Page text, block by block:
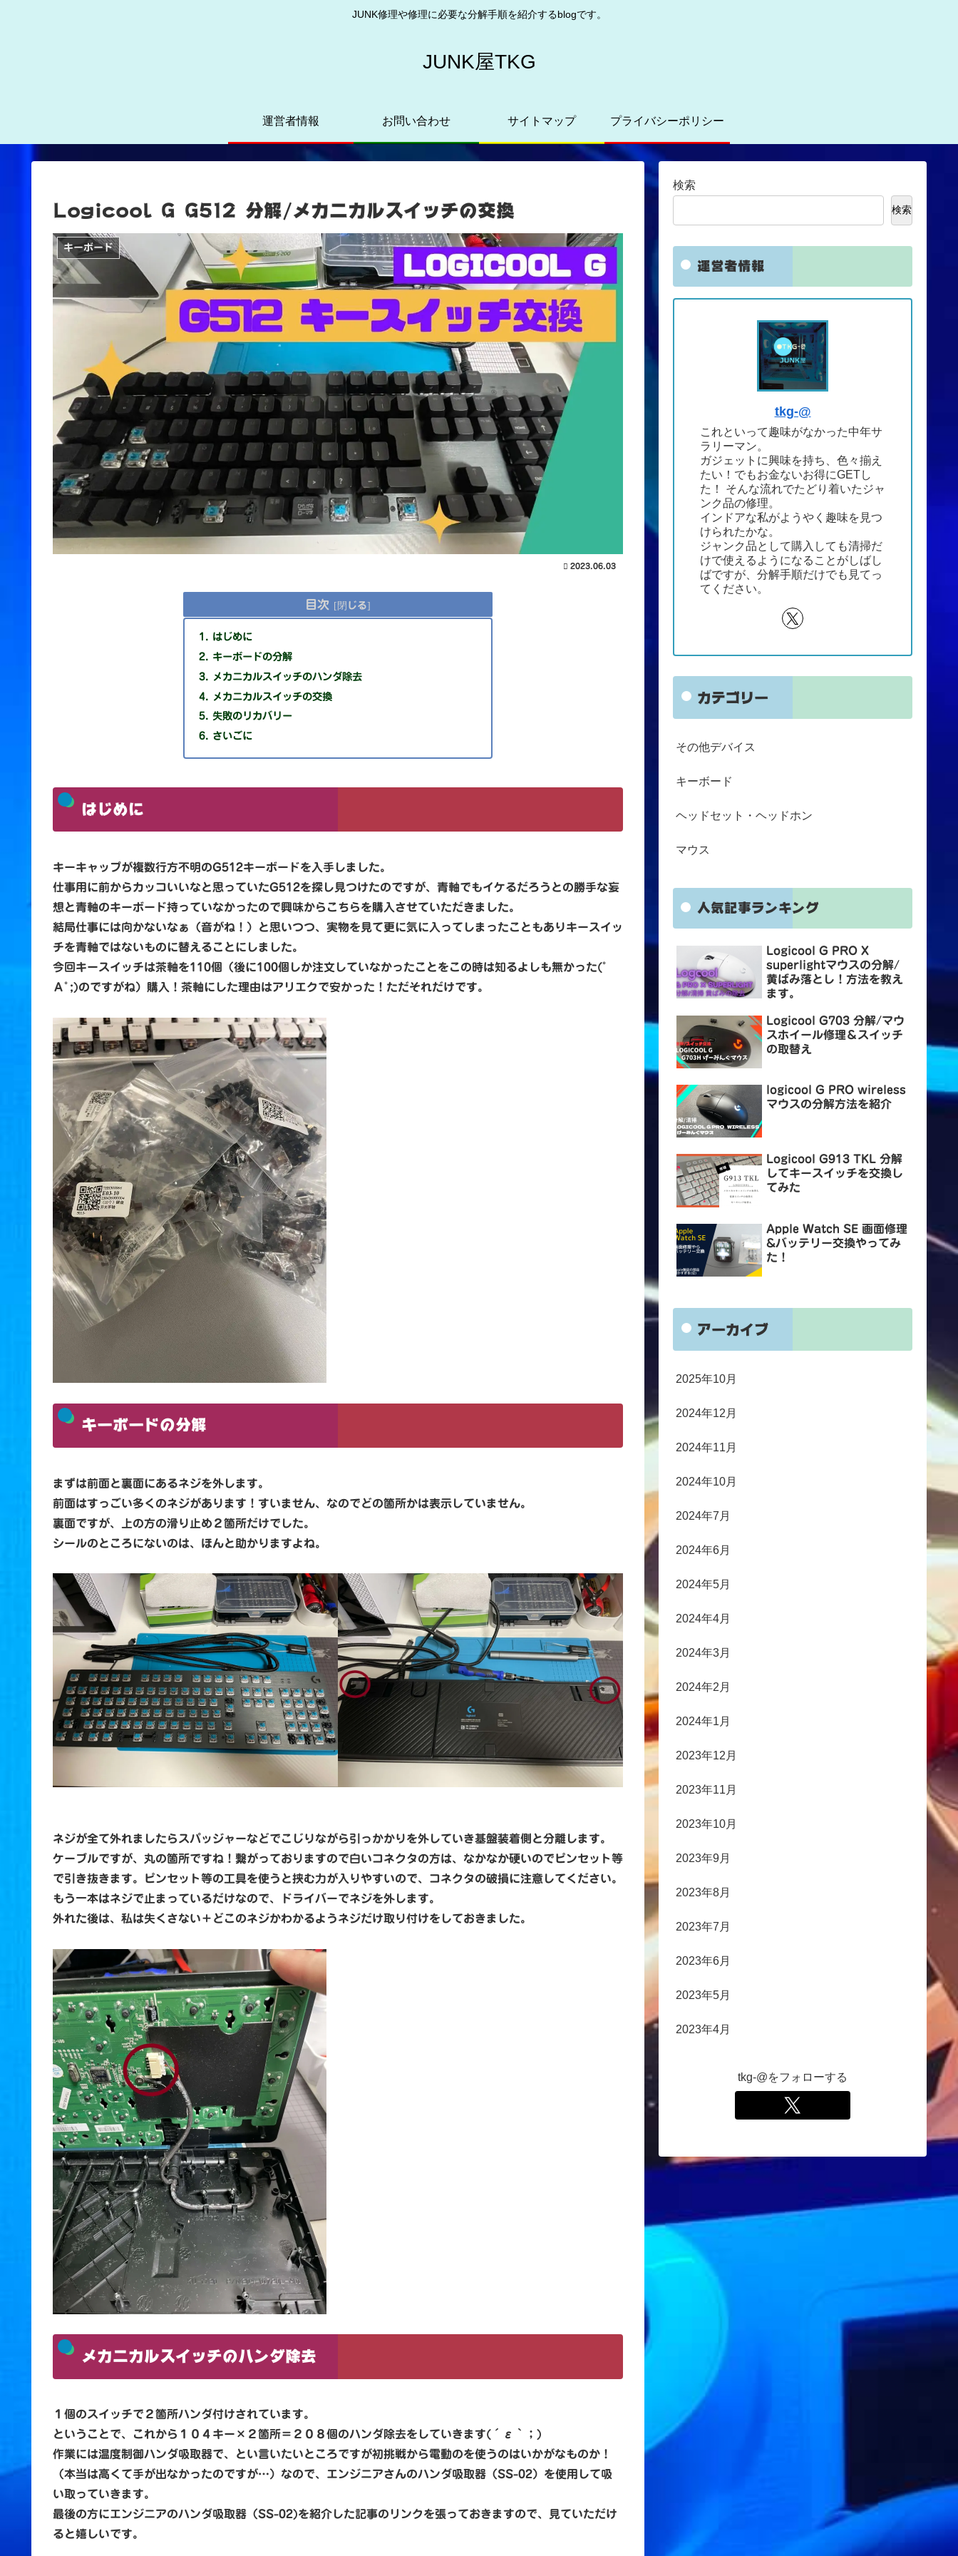
JUNK修理や修理に必要な分解手順を紹介するblogです。
JUNK屋TKG
運営者情報 お問い合わせ サイトマップ プライバシーポリシー
Logicool G G512 分解/メカニカルスイッチの交換
キーボード
2023.06.03
目次
はじめに
キーボードの分解
メカニカルスイッチのハンダ除去
メカニカルスイッチの交換
失敗のリカバリー
さいごに
はじめに
キーキャップが複数行方不明のG512キーボードを入手しました。
仕事用に前からカッコいいなと思っていたG512を探し見つけたのですが、青軸でもイケるだろうとの勝手な妄
想と青軸のキーボード持っていなかったので興味からこちらを購入させていただきました。
結局仕事には向かないなぁ（音がね！）と思いつつ、実物を見て更に気に入ってしまったこともありキースイッ
チを青軸ではないものに替えることにしました。
今回キースイッチは茶軸を110個（後に100個しか注文していなかったことをこの時は知るよしも無かった(ﾟ
Ａﾟ;)のですがね）購入！茶軸にした理由はアリエクで安かった！ただそれだけです。
キーボードの分解
まずは前面と裏面にあるネジを外します。
前面はすっごい多くのネジがあります！すいません、なのでどの箇所かは表示していません。
裏面ですが、上の方の滑り止め２箇所だけでした。
シールのところにないのは、ほんと助かりますよね。
ネジが全て外れましたらスパッジャーなどでこじりながら引っかかりを外していき基盤装着側と分離します。
ケーブルですが、丸の箇所ですね！繋がっておりますので白いコネクタの方は、なかなか硬いのでピンセット等
で引き抜きます。ピンセット等の工具を使うと挟む力が入りやすいので、コネクタの破損に注意してください。
もう一本はネジで止まっているだけなので、ドライバーでネジを外します。
外れた後は、私は失くさない＋どこのネジかわかるようネジだけ取り付けをしておきました。
メカニカルスイッチのハンダ除去
１個のスイッチで２箇所ハンダ付けされています。
ということで、これから１０４キー×２箇所＝２０８個のハンダ除去をしていきます(´ε｀；)
作業には温度制御ハンダ吸取器で、とい言いたいところですが初挑戦から電動のを使うのはいかがなものか！
（本当は高くて手が出なかったのですが…）なので、エンジニアさんのハンダ吸取器（SS-02）を使用して吸
い取っていきます。
最後の方にエンジニアのハンダ吸取器（SS-02)を紹介した記事のリンクを張っておきますので、見ていただけ
ると嬉しいです。
検索
検索
運営者情報
tkg-@
これといって趣味がなかった中年サ
ラリーマン。
ガジェットに興味を持ち、色々揃え
たい！でもお金ないお得にGETし
た！ そんな流れでたどり着いたジャ
ンク品の修理。
インドアな私がようやく趣味を見つ
けられたかな。
ジャンク品として購入しても清掃だ
けで使えるようになることがしばし
ばですが、分解手順だけでも見てっ
てください。
カテゴリー
その他デバイス
キーボード
ヘッドセット・ヘッドホン
マウス
人気記事ランキング
Logicool G PRO X
superlightマウスの分解/
黄ばみ落とし！方法を教え
ます。
Logicool G703 分解/マウ
スホイール修理＆スイッチ
の取替え
logicool G PRO wireless
マウスの分解方法を紹介
Logicool G913 TKL 分解
してキースイッチを交換し
てみた
Apple Watch SE 画面修理
&バッテリー交換やってみ
た！
アーカイブ
2025年10月
2024年12月
2024年11月
2024年10月
2024年7月
2024年6月
2024年5月
2024年4月
2024年3月
2024年2月
2024年1月
2023年12月
2023年11月
2023年10月
2023年9月
2023年8月
2023年7月
2023年6月
2023年5月
2023年4月
tkg-@をフォローする